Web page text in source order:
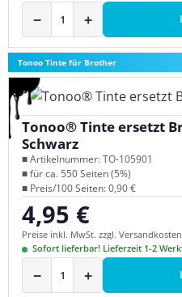
− +
Tonoo Tinte für Brother
Tonoo® Tinte ersetzt
Schwarz
■ Artikelnummer: TO-105901
■ für ca. 550 Seiten (5%)
■ Preis/100 Seiten: 0,90 €
Regulärer Preis:
4,95 €
Preise inkl. MwSt. zzgl. Versandkosten
Sofort lieferbar! Lieferzeit 1-2
− +